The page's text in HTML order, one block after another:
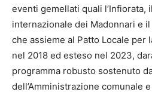
eventi gemellati quali l’Infiorata,
internazionale dei Madonnari e
che assieme al Patto Locale per
nel 2018 ed esteso nel 2023,
programma robusto sostenuto
dell’Amministrazione comunale